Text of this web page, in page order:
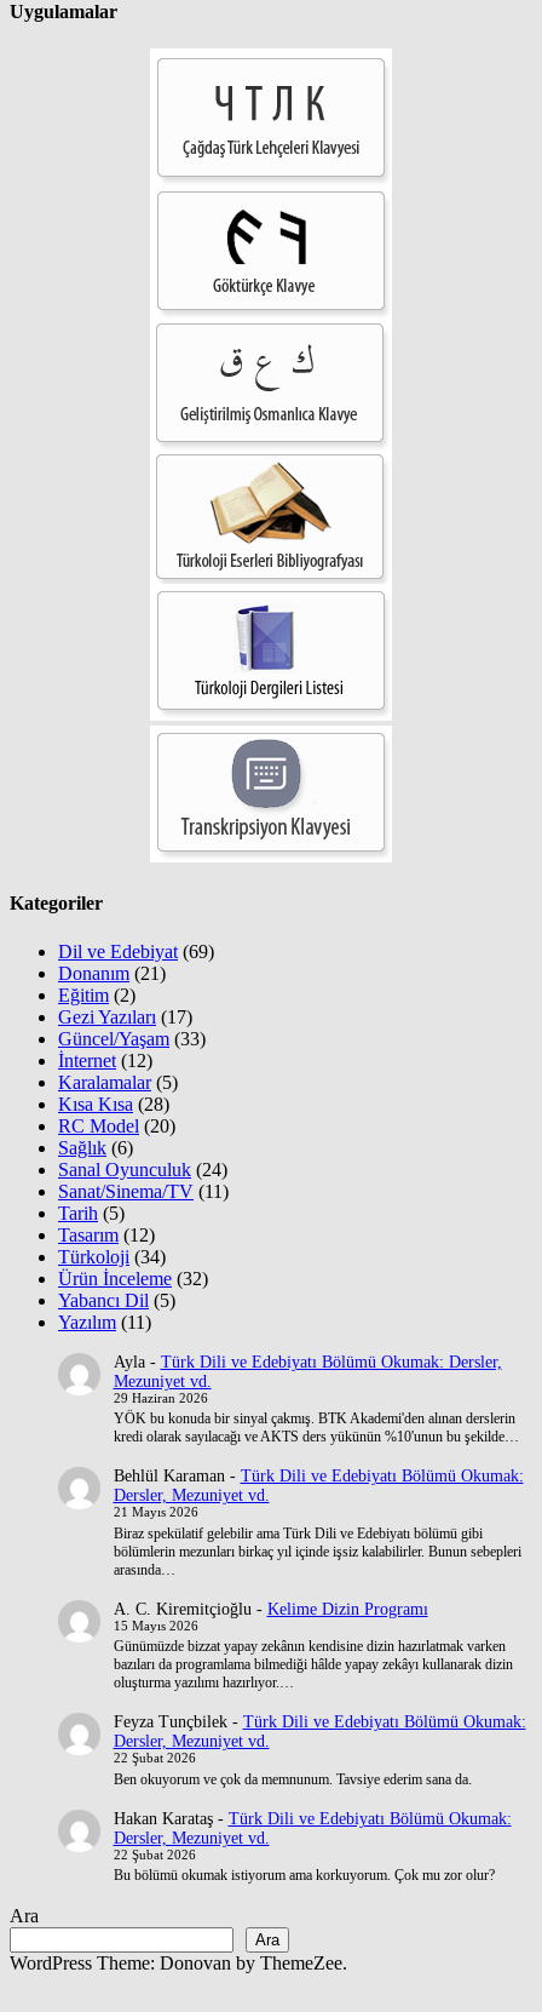
Uygulamalar
Kategoriler
Dil ve Edebiyat (69)
Donanım (21)
Eğitim (2)
Gezi Yazıları (17)
Güncel/Yaşam (33)
İnternet (12)
Karalamalar(5)
Kısa Kısa (28)
RC Model (20)
Sağlık (6)
Sanal Oyunculuk (24)
Sanat/Sinema/TV (11)
Tarih (5)
Tasarım (12)
Türkoloji (34)
Ürün İnceleme (32)
Yabancı Dil (5)
Yazılım (11)
Ayla- Türk Dili ve Edebiyatı Bölümü Okumak: Dersler,
Mezuniyet vd.
29 Haziran 2026
YÖK bu konuda bir sinyal çakmış. BTK Akademi'den alınan derslerin
kredi olarak sayılacağı ve AKTS ders yükünün %10'unun bu şekilde…
Behlül Karaman- Türk Dili ve Edebiyatı Bölümü Okumak:
Dersler, Mezuniyet vd.
21 Mayıs 2026
Biraz spekülatif gelebilir ama Türk Dili ve Edebiyatı bölümü gibi
bölümlerin mezunları birkaç yıl içinde işsiz kalabilirler. Bunun sebepleri
arasında…
A. C. Kiremitçioğlu - Kelime Dizin Programı
15 Mayıs 2026
Günümüzde bizzat yapay zekânın kendisine dizin hazırlatmak varken
bazıları da programlama bilmediği hâlde yapay zekâyı kullanarak dizin
oluşturma yazılımı hazırlıyor.…
Feyza Tunçbilek- Türk Dili ve Edebiyatı Bölümü Okumak:
Dersler, Mezuniyet vd.
22 Şubat 2026
Ben okuyorum ve çok da memnunum. Tavsiye ederim sana da.
Hakan Karataş- Türk Dili ve Edebiyatı Bölümü Okumak:
Dersler, Mezuniyet vd.
22 Şubat 2026
Bu bölümü okumak istiyorum ama korkuyorum. Çok mu zor olur?
Ara
Ara
WordPress Theme: Donovan by ThemeZee.